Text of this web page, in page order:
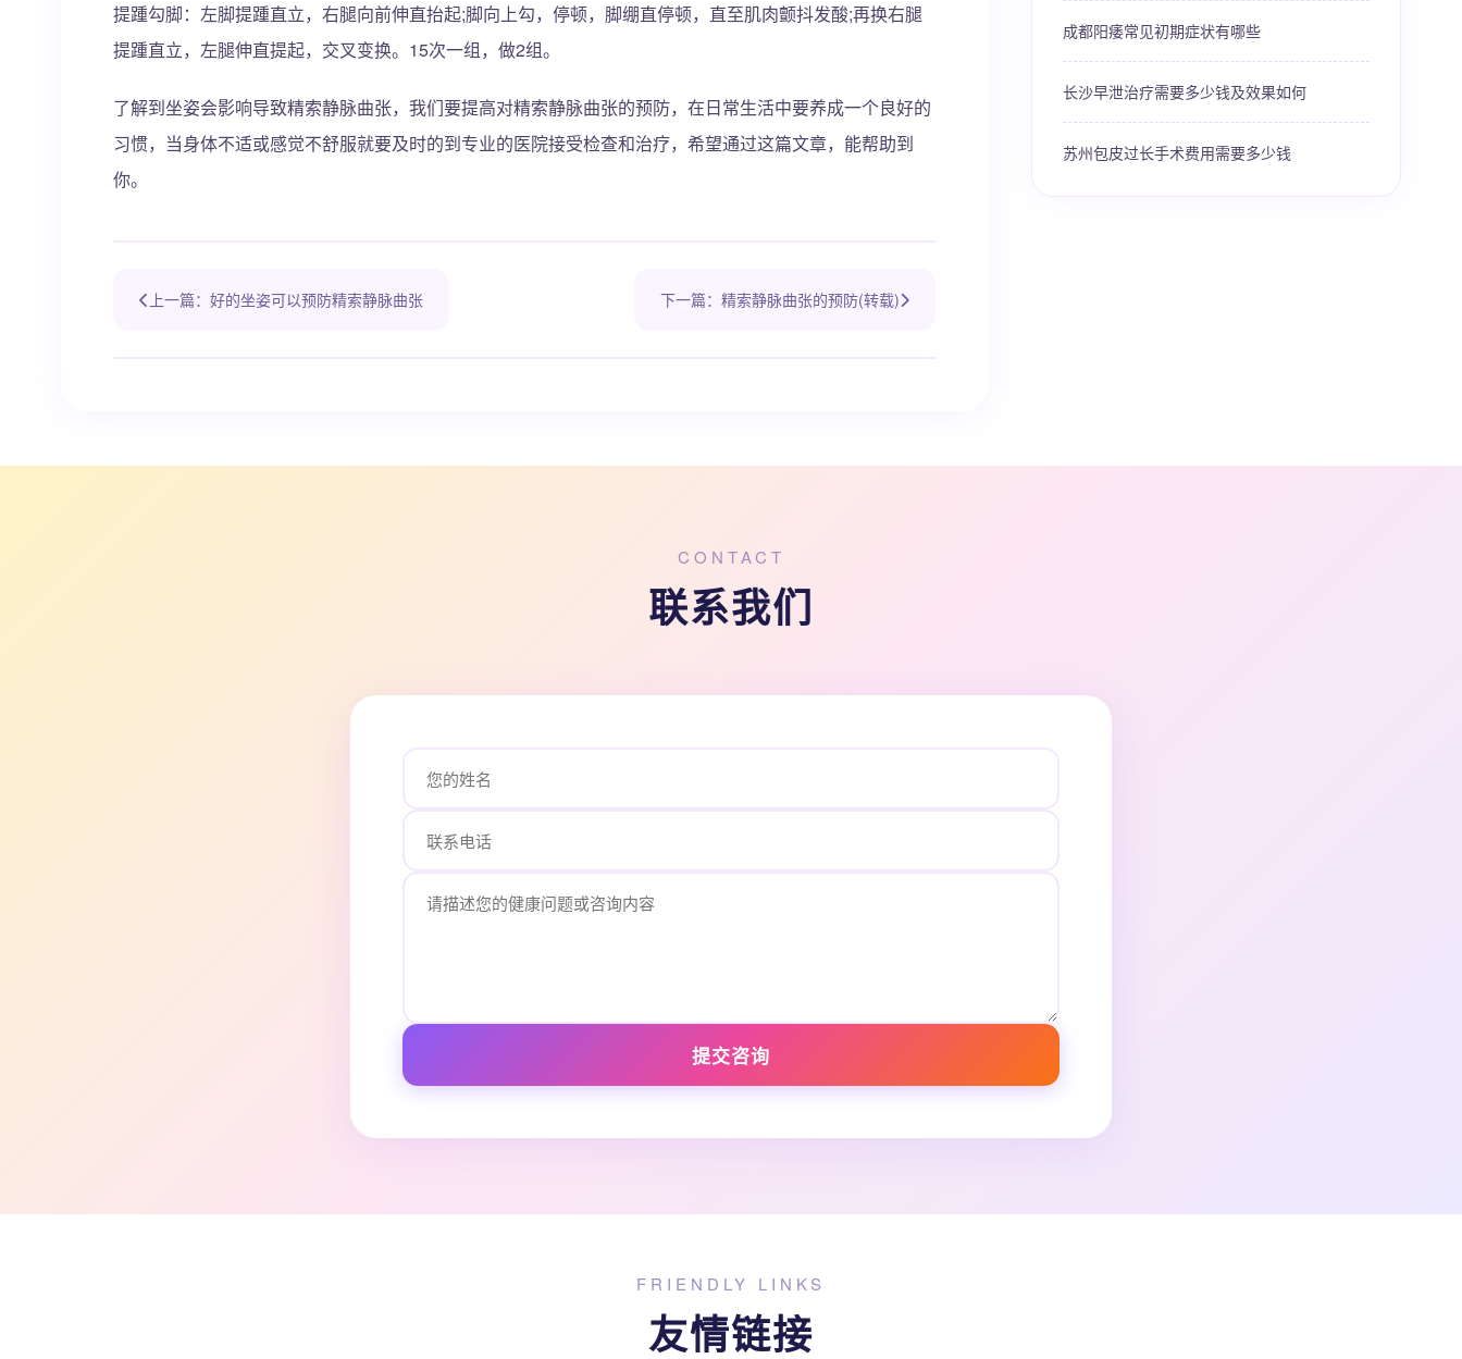
提踵勾脚：左脚提踵直立，右腿向前伸直抬起;脚向上勾，停顿，脚绷直停顿，直至肌肉颤抖发酸;再换右腿
提踵直立，左腿伸直提起，交叉变换。15次一组，做2组。
了解到坐姿会影响导致精索静脉曲张，我们要提高对精索静脉曲张的预防，在日常生活中要养成一个良好的
习惯，当身体不适或感觉不舒服就要及时的到专业的医院接受检查和治疗，希望通过这篇文章，能帮助到
你。
上一篇：好的坐姿可以预防精索静脉曲张 下一篇：精索静脉曲张的预防(转载)
成都阳痿常见初期症状有哪些
长沙早泄治疗需要多少钱及效果如何
苏州包皮过长手术费用需要多少钱
CONTACT
联系我们
提交咨询
FRIENDLY LINKS
友情链接